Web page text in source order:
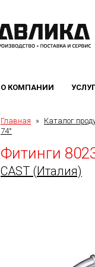
О КОМПАНИИ
Главная » Каталог
74°
Фитинги
CAST (Италия)